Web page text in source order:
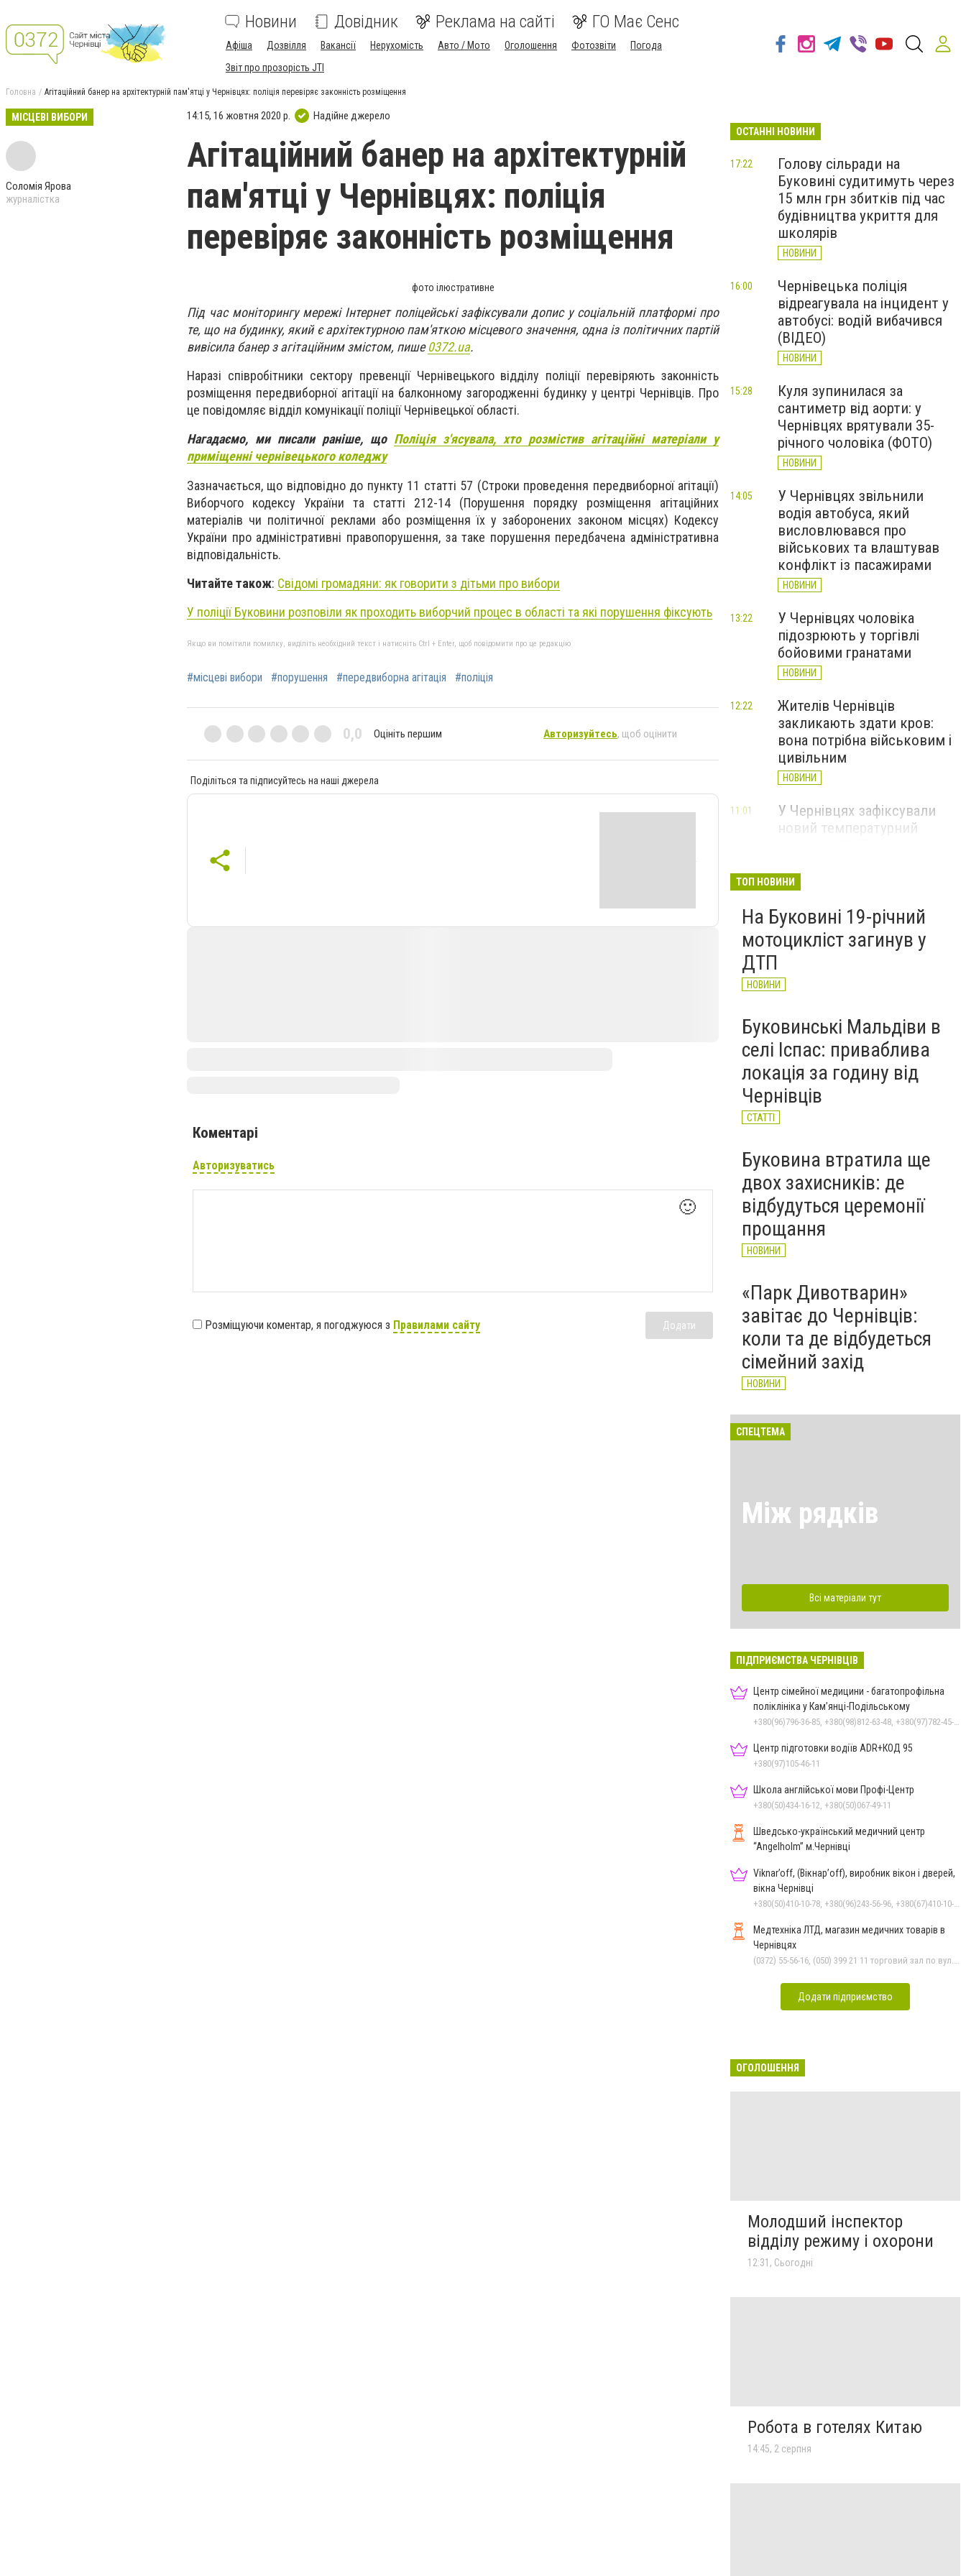
Новини Довідник Реклама на сайті ГО Має Сенс
Афіша Дозвілля Вакансії Нерухомість Авто / Мото Оголошення Фотозвіти
Погода
Звіт про прозорість JTI
Головна Агітаційний банер на архітектурній пам'ятці у Чернівцях: поліція перевіряє законність розміщення
МІСЦЕВІ ВИБОРИ
Соломія Ярова
журналістка
14:15, 16 жовтня 2020 р. Надійне джерело
Агітаційний банер на архітектурній
пам'ятці у Чернівцях: поліція
перевіряє законність розміщення
фото ілюстративне
Під час моніторингу мережі Інтернет поліцейські зафіксували допис у соціальній платформі про
те, що на будинку, який є архітектурною пам'яткою місцевого значення, одна із політичних партій
вивісила банер з агітаційним змістом, пише0372.ua.
Наразі співробітники сектору превенції Чернівецького відділу поліції перевіряють законність
розміщення передвиборної агітації на балконному загородженні будинку у центрі Чернівців. Про
це повідомляє відділ комунікації поліції Чернівецької області.
Нагадаємо, ми писали раніше, що Поліція з'ясувала, хто розмістив агітаційні матеріали у
приміщенні чернівецького коледжу
Зазначається, що відповідно до пункту 11 статті 57 (Строки проведення передвиборної агітації)
Виборчого кодексу України та статті 212-14 (Порушення порядку розміщення агітаційних
матеріалів чи політичної реклами або розміщення їх у заборонених законом місцях) Кодексу
України про адміністративні правопорушення, за таке порушення передбачена адміністративна
відповідальність.
Читайте також: Свідомі громадяни: як говорити з дітьми про вибори
У поліції Буковини розповіли як проходить виборчий процес в області та які порушення фіксують
Якщо ви помітили помилку, виділіть необхідний текст і натисніть Ctrl + Enter, щоб повідомити про це редакцію
#місцеві вибори #порушення #передвиборна агітація #поліція
0,0 Оцініть першим Авторизуйтесь, щоб оцінити
Поділіться та підписуйтесь на наші джерела
Коментарі
Авторизуватись
🙂
Розміщуючи коментар, я погоджуюся з Правилами сайту Додати
ОСТАННІ НОВИНИ
Голову сільради на
Буковині судитимуть через
15 млн грн збитків під час
будівництва укриття для
школярів
НОВИНИ
17:22
Чернівецька поліція
відреагувала на інцидент у
автобусі: водій вибачився
(ВІДЕО)
НОВИНИ
16:00
Куля зупинилася за
сантиметр від аорти: у
Чернівцях врятували 35-
річного чоловіка (ФОТО)
НОВИНИ
15:28
У Чернівцях звільнили
водія автобуса, який
висловлювався про
військових та влаштував
конфлікт із пасажирами
НОВИНИ
14:05
У Чернівцях чоловіка
підозрюють у торгівлі
бойовими гранатами
НОВИНИ
13:22
Жителів Чернівців
закликають здати кров:
вона потрібна військовим і
цивільним
НОВИНИ
12:22
У Чернівцях зафіксували
новий температурний
11:01
області обмежили рух
великовагового транспорту
НОВИНИ
ТОП НОВИНИ
На Буковині 19-річний
мотоцикліст загинув у
ДТП
НОВИНИ
Буковинські Мальдіви в
селі Іспас: приваблива
локація за годину від
Чернівців
СТАТТІ
Буковина втратила ще
двох захисників: де
відбудуться церемонії
прощання
НОВИНИ
«Парк Дивотварин»
завітає до Чернівців:
коли та де відбудеться
сімейний захід
НОВИНИ
СПЕЦТЕМА
Між рядків
Всі матеріали тут
ПІДПРИЄМСТВА ЧЕРНІВЦІВ
Центр сімейної медицини - багатопрофільна
поліклініка у Кам’янці-Подільському
Центр підготовки водіїв ADR+КОД 95
+380(97)105-46-11
Школа англійської мови Профі-Центр
+380(50)434-16-12, +380(50)067-49-11
Шведсько-український медичний центр
“Angelholm” м.Чернівці
Viknar’off, (Вікнар’off), виробник вікон і дверей,
вікна Чернівці
Медтехніка ЛТД, магазин медичних товарів в
Чернівцях
Додати підприємство
ОГОЛОШЕННЯ
Молодший інспектор
відділу режиму і охорони
12:31, Сьогодні
Робота в готелях Китаю
14:45, 2 серпня